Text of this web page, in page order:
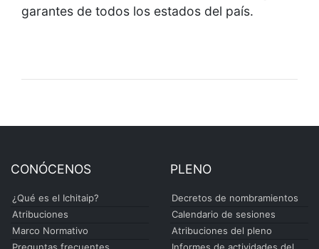
garantes de todos los estados del país.
CONÓCENOS
¿Qué es el Ichitaip?
Atribuciones
Marco Normativo
PLENO
Decretos de nombramientos
Calendario de sesiones
Atribuciones del pleno